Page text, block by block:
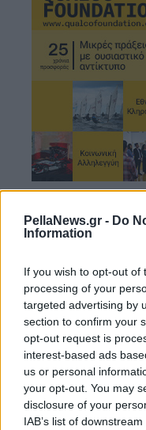
PellaNews.gr - Do
Information
If you wish to opt-out of
processing of your
targeted advertising by
section to confirm your
opt-out request is
interest-based ads
us or personal
your opt-out. You may
disclosure of your
IAB’s list of